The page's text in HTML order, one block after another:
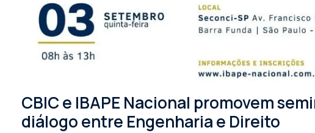
CBIC e IBAPE Nacional promovem
diálogo entre Engenharia e Direito